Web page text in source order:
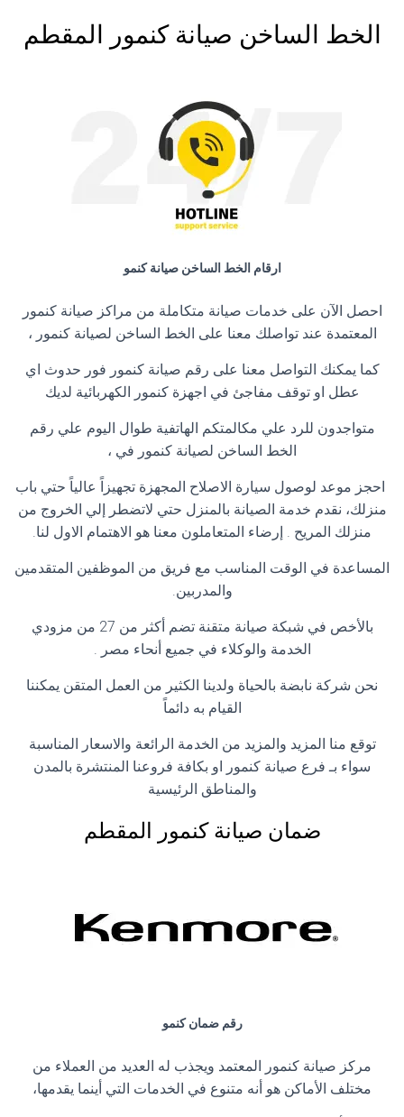
الخط الساخن صيانة كنمور المقطم
ارقام الخط الساخن صيانة كنمو
احصل الآن على خدمات صيانة متكاملة من مراكز صيانة كنمور
المعتمدة عند تواصلك معنا على الخط الساخن لصيانة كنمور ،
كما يمكنك التواصل معنا على رقم صيانة كنمور فور حدوث اي
عطل او توقف مفاجئ في اجهزة كنمور الكهربائية لديك
متواجدون للرد علي مكالمتكم الهاتفية طوال اليوم علي رقم
الخط الساخن لصيانة كنمور في ،
احجز موعد لوصول سيارة الاصلاح المجهزة تجهيزاً عالياً حتي باب
منزلك، نقدم خدمة الصيانة بالمنزل حتي لاتضطر إلي الخروج من
منزلك المريح . إرضاء المتعاملون معنا هو الاهتمام الاول لنا.
المساعدة في الوقت المناسب مع فريق من الموظفين المتقدمين
والمدربين.
بالأخص في شبكة صيانة متقنة تضم أكثر من 27 من مزودي
الخدمة والوكلاء في جميع أنحاء مصر .
نحن شركة نابضة بالحياة ولدينا الكثير من العمل المتقن يمكننا
القيام به دائماً
توقع منا المزيد والمزيد من الخدمة الرائعة والاسعار المناسبة
سواء بـ فرع صيانة كنمور او بكافة فروعنا المنتشرة بالمدن
والمناطق الرئيسية
ضمان صيانة كنمور المقطم
رقم ضمان كنمو
مركز صيانة كنمور المعتمد ويجذب له العديد من العملاء من
مختلف الأماكن هو أنه متنوع في الخدمات التي أينما يقدمها،